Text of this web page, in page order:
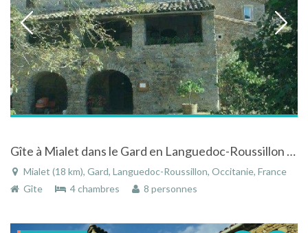
Gîte à Mialet dans le Gard en Languedoc-Roussillon dans un mas cévenol du 18ème siècle
Mialet (18 km), Gard, Languedoc-Roussillon, Occitanie, France
Gîte
4 chambres 8 personnes